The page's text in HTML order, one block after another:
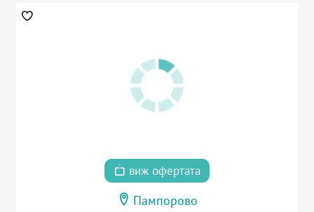
виж офертата
Пампорово